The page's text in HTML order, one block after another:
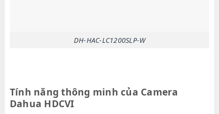
DH-HAC-LC1200SLP-W
Tính năng thông minh của Camera
Dahua HDCVI